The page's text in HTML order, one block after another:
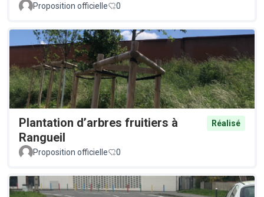
Proposition officielle 0
Plantation d’arbres fruitiers à
Rangueil
Réalisé
Proposition officielle 0